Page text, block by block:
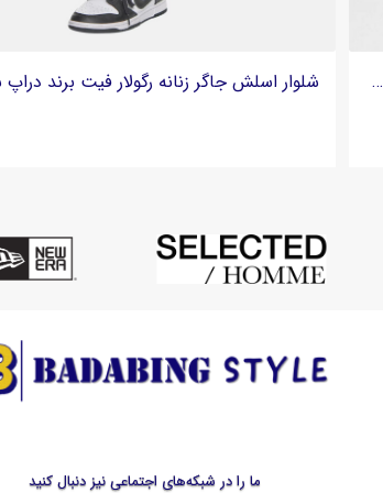
شلوار اسلش زنانه واید لگ برند ای‌دی‌سی EDC - صورتی
ما را در شبکه‌های اجتماعی نیز دنبال کنید